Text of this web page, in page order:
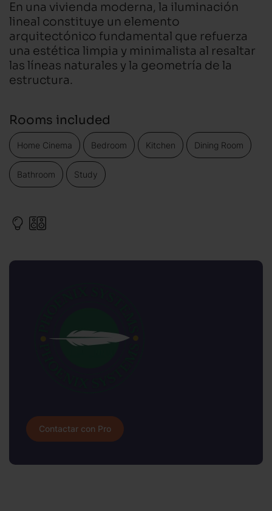
En una vivienda moderna, la iluminación
lineal constituye un elemento
arquitectónico fundamental que refuerza
una estética limpia y minimalista al resaltar
las líneas naturales y la geometría de la
estructura.
Rooms included
Home Cinema Bedroom Kitchen Dining Room
Bathroom Study
Contactar con Pro